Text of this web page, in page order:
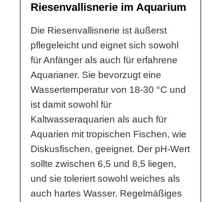
Riesenvallisnerie im Aquarium
Die Riesenvallisnerie ist äußerst
pflegeleicht und eignet sich sowohl
für Anfänger als auch für erfahrene
Aquarianer. Sie bevorzugt eine
Wassertemperatur von 18-30 °C und
ist damit sowohl für
Kaltwasseraquarien als auch für
Aquarien mit tropischen Fischen, wie
Diskusfischen, geeignet. Der pH-Wert
sollte zwischen 6,5 und 8,5 liegen,
und sie toleriert sowohl weiches als
auch hartes Wasser. Regelmäßiges